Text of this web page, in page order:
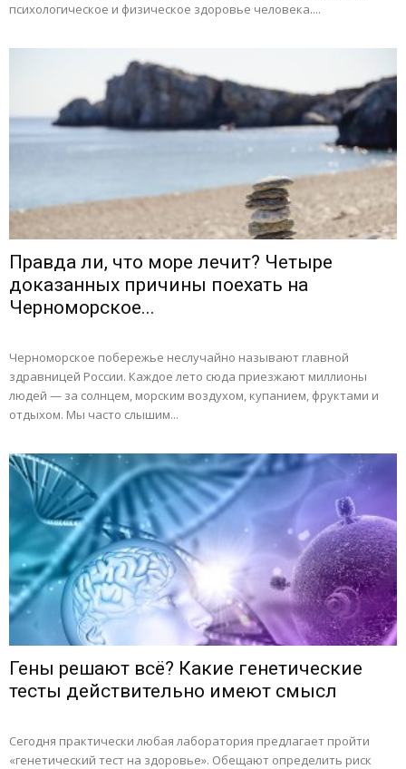
психологическое и физическое здоровье человека....
Правда ли, что море лечит? Четыре
доказанных причины поехать на
Черноморское...
Черноморское побережье неслучайно называют главной
здравницей России. Каждое лето сюда приезжают миллионы
людей — за солнцем, морским воздухом, купанием, фруктами и
отдыхом. Мы часто слышим...
Гены решают всё? Какие генетические
тесты действительно имеют смысл
Сегодня практически любая лаборатория предлагает пройти
«генетический тест на здоровье». Обещают определить риск